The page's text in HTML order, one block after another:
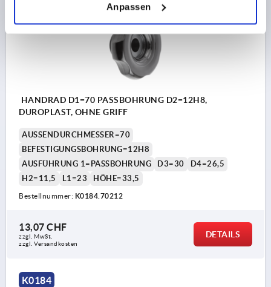
Anpassen
HANDRAD D1=70 PASSBOHRUNG D2=12H8,
DUROPLAST, OHNE GRIFF
AUSSENDURCHMESSER=70
BEFESTIGUNGSBOHRUNG=12H8
AUSFÜHRUNG 1=PASSBOHRUNG
D3=30
D4=26,5
H2=11,5
L1=23 HÖHE=33,5
Bestellnummer: K0184.70212
13,07 CHF
zzgl. MwSt.
zzgl. Versandkosten
DETAILS
K0184